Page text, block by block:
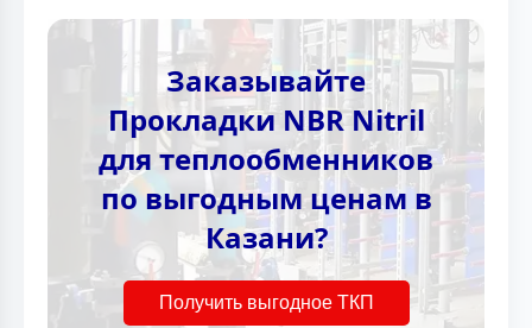
Заказывайте
Прокладки NBR Nitril
для теплообменников
по выгодным ценам в
Казани?
Получить выгодное ТКП